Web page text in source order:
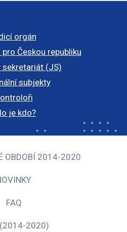
orgán
Českou republiku
sekretariát (JS)
subjekty
je kdo?
OBDOBÍ 2014-2020
FAQ
2020)